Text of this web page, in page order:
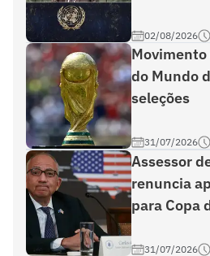
02/08/2026
Movimento
do Mundo
seleções
31/07/2026
Assessor
renuncia
para Copa
31/07/2026